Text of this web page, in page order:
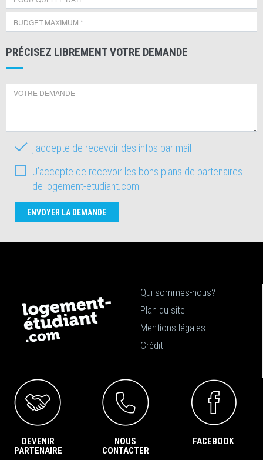
PRÉCISEZ LIBREMENT VOTRE DEMANDE
j'accepte de recevoir des infos par mail
J’accepte de recevoir les bons plans de partenaires
de logement-etudiant.com
ENVOYER LA DEMANDE
Qui sommes-nous?
Plan du site
Mentions légales
Crédit
DEVENIR
PARTENAIRE
NOUS
CONTACTER
FACEBOOK